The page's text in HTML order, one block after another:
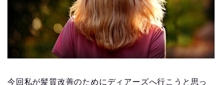
今回私が髪質改善のためにディアーズへ行こうと思っ